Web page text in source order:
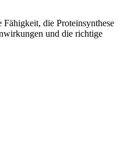
die Proteinsynthese
und die richtige